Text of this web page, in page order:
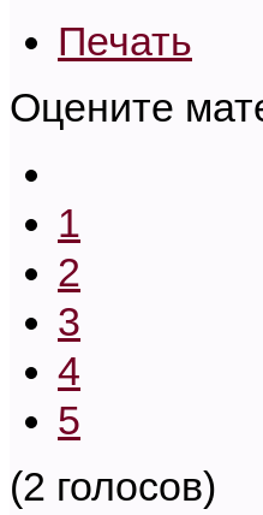
Печать
Оцените
1
2
3
4
5
(2 голосов)